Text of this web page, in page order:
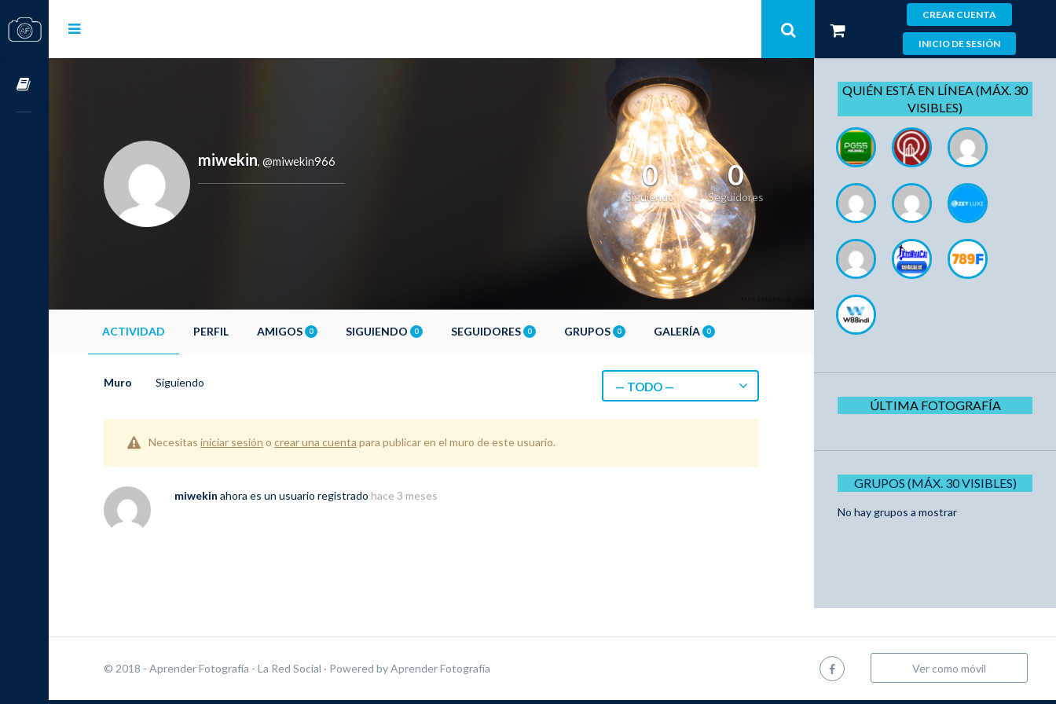
CREAR CUENTA
INICIO DE SESIÓN
miwekin, @miwekin966 0
Siguiendo
0
Seguidores
ACTIVIDAD PERFIL AMIGOS 0 SIGUIENDO 0 SEGUIDORES 0 GRUPOS 0 GALERÍA 0
Muro Siguiendo — TODO —
Necesitas iniciar sesión o crear una cuenta para publicar en el muro de este usuario.
miwekin ahora es un usuario registrado hace 3 meses
QUIÉN ESTÁ EN LÍNEA (MÁX. 30
VISIBLES)
ÚLTIMA FOTOGRAFÍA
GRUPOS (MÁX. 30 VISIBLES)
No hay grupos a mostrar
© 2018 - Aprender Fotografía - La Red Social · Powered byAprender Fotografía